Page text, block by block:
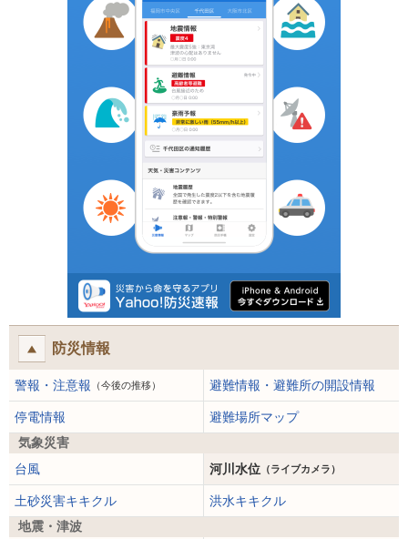
防災情報
警報・注意報 （今後の推移） 避難情報・避難所の開設情報
停電情報
避難場所マップ
気象災害
台風
河川水位 （ライブカメラ）
土砂災害キキクル
洪水キキクル
地震・津波